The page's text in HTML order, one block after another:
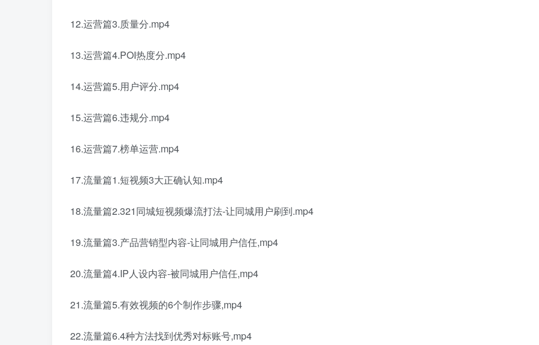
12.运营篇3.质量分.mp4
13.运营篇4.POI热度分.mp4
14.运营篇5.用户评分.mp4
15.运营篇6.违规分.mp4
16.运营篇7.榜单运营.mp4
17.流量篇1.短视频3大正确认知.mp4
18.流量篇2.321同城短视频爆流打法-让同城用户刷到.mp4
19.流量篇3.产品营销型内容-让同城用户信任,mp4
20.流量篇4.IP人设内容-被同城用户信任,mp4
21.流量篇5.有效视频的6个制作步骤,mp4
22.流量篇6.4种方法找到优秀对标账号,mp4